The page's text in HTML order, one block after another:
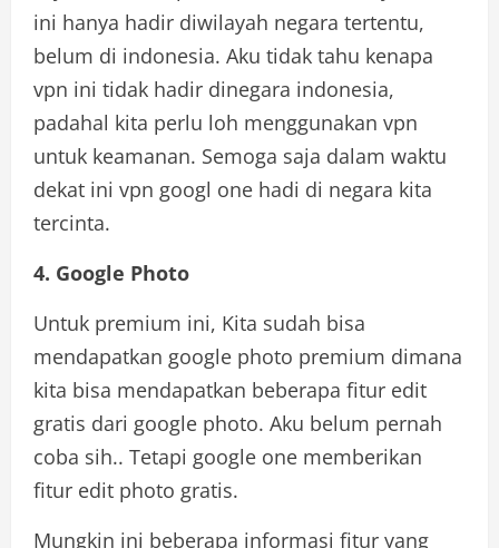
ini hanya hadir diwilayah negara tertentu,
belum di indonesia. Aku tidak tahu kenapa
vpn ini tidak hadir dinegara indonesia,
padahal kita perlu loh menggunakan vpn
untuk keamanan. Semoga saja dalam waktu
dekat ini vpn googl one hadi di negara kita
tercinta.
4. Google Photo
Untuk premium ini, Kita sudah bisa
mendapatkan google photo premium dimana
kita bisa mendapatkan beberapa fitur edit
gratis dari google photo. Aku belum pernah
coba sih.. Tetapi google one memberikan
fitur edit photo gratis.
Mungkin ini beberapa informasi fitur yang